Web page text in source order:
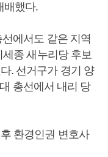
배했다.
에서도 같은 지역
종 새누리당 후보
. 선거구가 경기 양
총선에서 내리 당
환경인권 변호사